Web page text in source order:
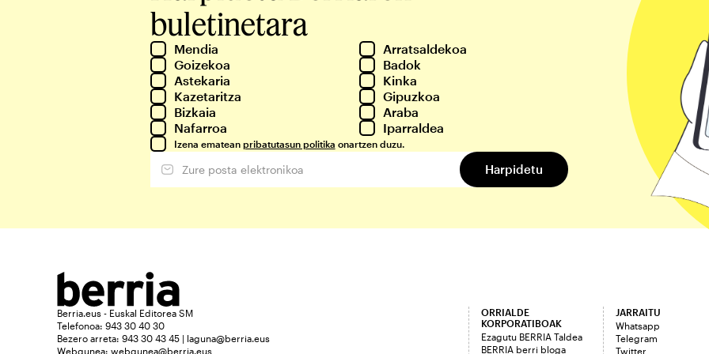
buletinetara
Mendia
Arratsaldekoa
Goizekoa
Badok
Astekaria
Kinka
Kazetaritza
Gipuzkoa
Bizkaia
Araba
Nafarroa
Iparraldea
Izena ematean pribatutasun politika onartzen duzu.
Berria.eus - Euskal Editorea SM
Telefonoa: 943 30 40 30
Bezero arreta: 943 30 43 45 | laguna@berria.eus
Webgunea: webgunea@berria.eus
ORRIALDE
KORPORATIBOAK
Ezagutu BERRIA Taldea
BERRIA berri bloga
JARRAITU
Whatsapp
Telegram
Twitter